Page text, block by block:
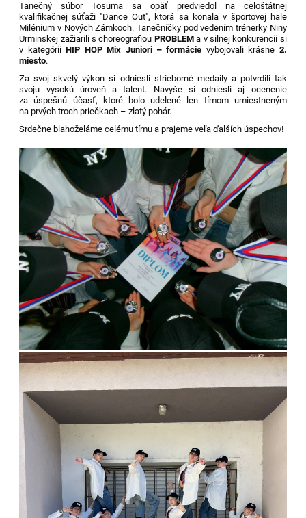
Tanečný súbor Tosuma sa opäť predviedol na celoštátnej
kvalifikačnej súťaži "Dance Out", ktorá sa konala v športovej hale
Milénium v Nových Zámkoch. Tanečníčky pod vedením trénerky Niny
Urminskej zažiarili s choreografiou PROBLEMa v silnej konkurencii si
v kategóriiHIP HOP Mix Juniori – formácie vybojovali krásne 2.
miesto.
Za svoj skvelý výkon si odniesli strieborné medaily a potvrdili tak
svoju vysokú úroveň a talent. Navyše si odniesli aj ocenenie
za úspešnú účasť, ktoré bolo udelené len tímom umiestneným
na prvých troch priečkach – zlatý pohár.
Srdečne blahoželáme celému tímu a prajeme veľa ďalších úspechov!